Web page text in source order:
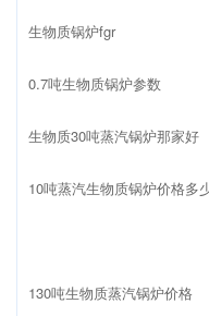
生物质锅炉fgr
0.7吨生物质锅炉参数
生物质30吨蒸汽锅炉那家好
10吨蒸汽生物质锅炉价格多
130吨生物质蒸汽锅炉价格